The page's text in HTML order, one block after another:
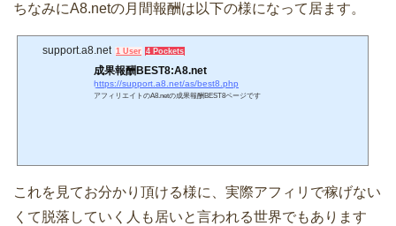
ちなみにA8.netの月間報酬は以下の様になって居ます。
support.a8.net 1 User 4 Pockets
成果報酬BEST8:A8.net
https://support.a8.net/as/best8.php
アフィリエイトのA8.netの成果報酬BEST8ページです
これを見てお分かり頂ける様に、実際アフィリで稼げない
くて脱落していく人も居いと言われる世界でもあります